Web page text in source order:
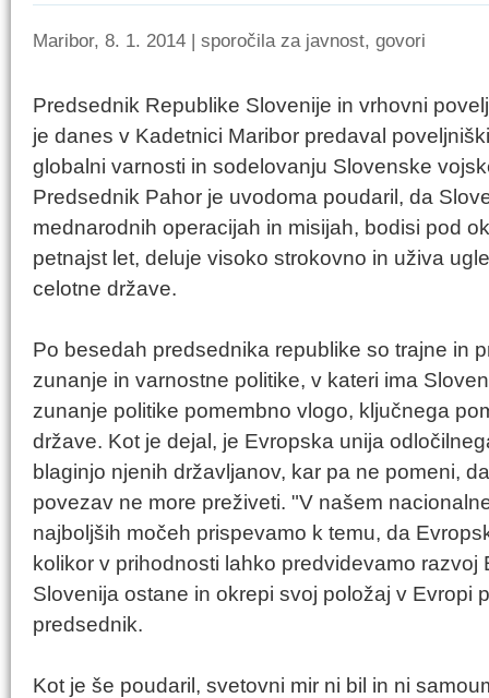
Maribor, 8. 1. 2014 | sporočila za javnost, govori
Predsednik Republike Slovenije in vrhovni
je danes v Kadetnici Maribor predaval
globalni varnosti in sodelovanju Slovenske
Predsednik Pahor je uvodoma poudaril, da
mednarodnih operacijah in misijah, bodisi pod
petnajst let, deluje visoko strokovno in uživa
celotne države.
Po besedah predsednika republike so trajne in
zunanje in varnostne politike, v kateri ima
zunanje politike pomembno vlogo, ključnega
države. Kot je dejal, je Evropska unija
blaginjo njenih državljanov, kar pa ne pomeni,
povezav ne more preživeti. "V našem
najboljših močeh prispevamo k temu, da
kolikor v prihodnosti lahko predvidevamo razvoj
Slovenija ostane in okrepi svoj položaj v Evropi
predsednik.
Kot je še poudaril, svetovni mir ni bil in ni